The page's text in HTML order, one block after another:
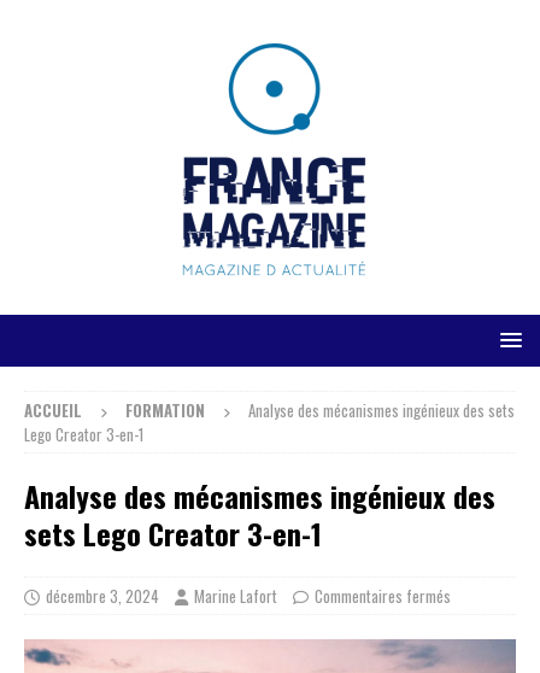
ACCUEIL FORMATION
Analyse des mécanismes ingénieux des sets
Lego Creator 3-en-1
Analyse des mécanismes ingénieux des
sets Lego Creator 3-en-1
décembre 3, 2024 Marine Lafort Commentaires fermés